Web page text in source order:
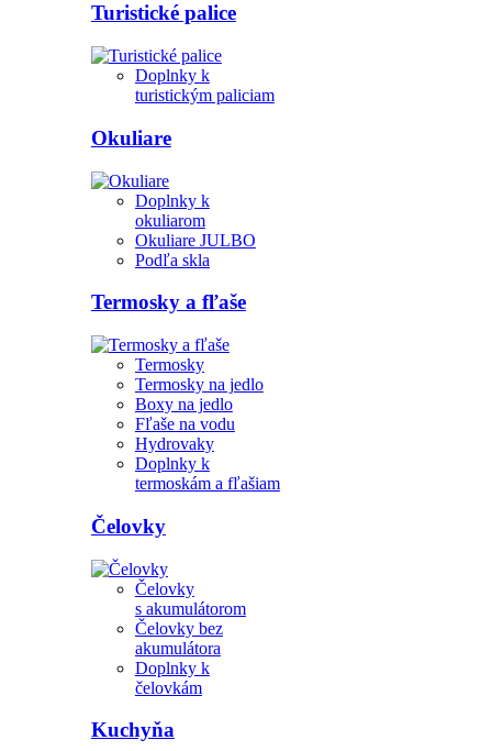
Turistické palice
Doplnky k
turistickým paliciam
Okuliare
Doplnky k
okuliarom
Okuliare JULBO
Podľa skla
Termosky a fľaše
Termosky
Termosky na jedlo
Boxy na jedlo
Fľaše na vodu
Hydrovaky
Doplnky k
termoskám a fľašiam
Čelovky
Čelovky
s akumulátorom
Čelovky bez
akumulátora
Doplnky k
čelovkám
Kuchyňa